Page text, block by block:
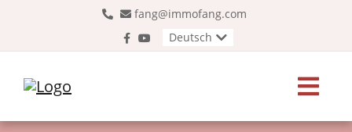
fang@immofang.com
Deutsch